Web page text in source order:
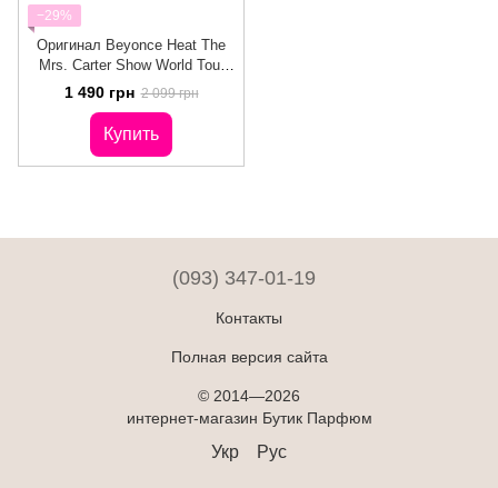
−29%
Оригинал Beyonce Heat The
Mrs. Carter Show World Tour
Limited Edition 100ml edp
Бейонсе Харт Ворлд Тур
Лимитед
1 490 грн 2 099 грн
Купить
(093) 347-01-19
Контакты
Полная версия сайта
© 2014—2026
интернет-магазин Бутик Парфюм
Укр Рус